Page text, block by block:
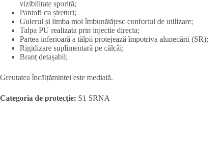
vizibilitate sporită;
Pantofi cu șireturi;
Gulerul și limba moi îmbunătățesc confortul de utilizare;
Talpa PU realizata prin injectie directa;
Partea inferioară a tălpii protejează împotriva alunecării (SR);
Rigidizare suplimentară pe călcâi;
Branț detașabil;
Greutatea încălțămintei este mediată.
Categoria de protecție: S1 SRNA